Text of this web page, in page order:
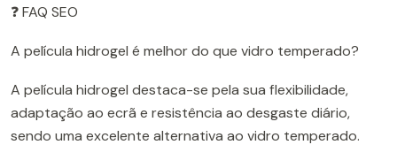
❓ FAQ SEO
A película hidrogel é melhor do que vidro temperado?
A película hidrogel destaca-se pela sua flexibilidade,
adaptação ao ecrã e resistência ao desgaste diário,
sendo uma excelente alternativa ao vidro temperado.